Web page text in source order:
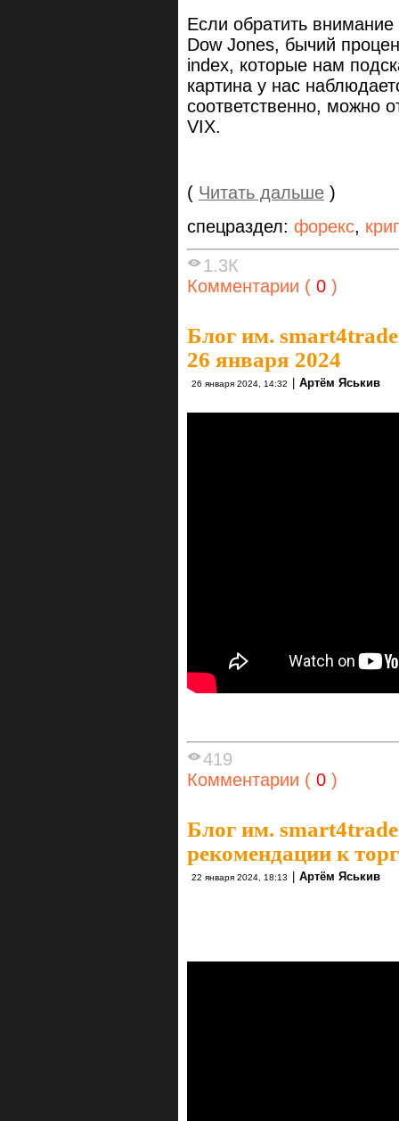
Если обратить
Dow Jones, бычий
index, которые нам
картина у нас
соответственно, можно
VIX.
( Читать дальше )
спецраздел: форекс,
1.3К
Комментарии ( 0 )
Блог им.
26 января 2024
26 января 2024, 14:32 Артём Яськив
419
Комментарии ( 0 )
Блог им.
рекомендации к
22 января 2024, 18:13 | Артём Яськив